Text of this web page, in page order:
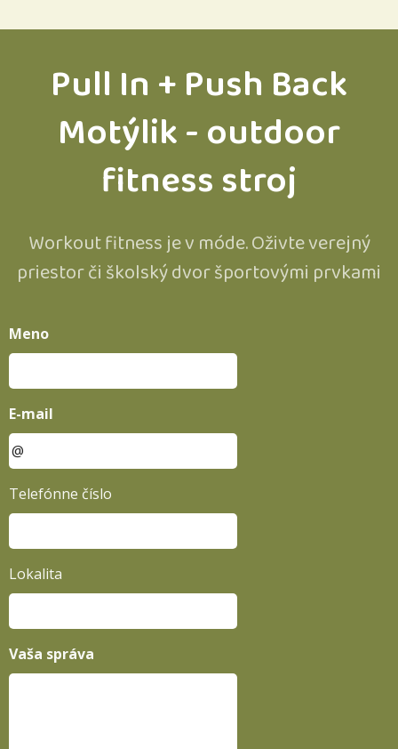
Pull In + Push Back
Motýlik - outdoor
fitness stroj
Workout fitness je v móde. Oživte verejný
priestor či školský dvor športovými prvkami
Meno
E-mail
Telefónne číslo
Lokalita
Vaša správa